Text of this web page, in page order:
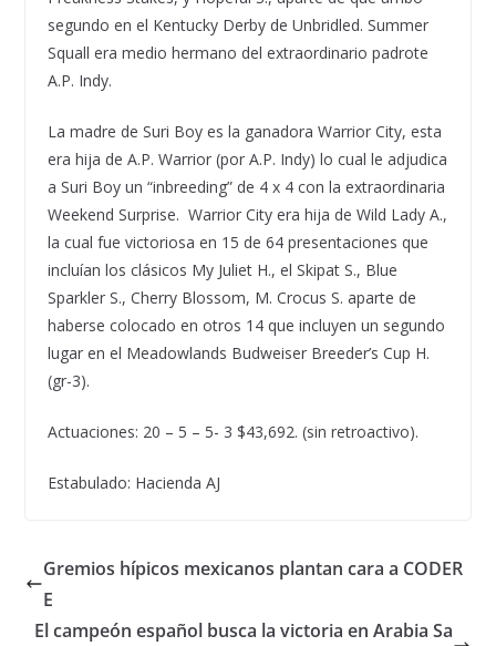
segundo en el Kentucky Derby de Unbridled. Summer
Squall era medio hermano del extraordinario padrote
A.P. Indy.
La madre de Suri Boy es la ganadora Warrior City, esta
era hija de A.P. Warrior (por A.P. Indy) lo cual le adjudica
a Suri Boy un “inbreeding” de 4 x 4 con la extraordinaria
Weekend Surprise. Warrior City era hija de Wild Lady A.,
la cual fue victoriosa en 15 de 64 presentaciones que
incluían los clásicos My Juliet H., el Skipat S., Blue
Sparkler S., Cherry Blossom, M. Crocus S. aparte de
haberse colocado en otros 14 que incluyen un segundo
lugar en el Meadowlands Budweiser Breeder’s Cup H.
(gr-3).
Actuaciones: 20 – 5 – 5- 3 $43,692. (sin retroactivo).
Estabulado: Hacienda AJ
Gremios hípicos mexicanos plantan cara a CODER
E
El campeón español busca la victoria en Arabia Sa